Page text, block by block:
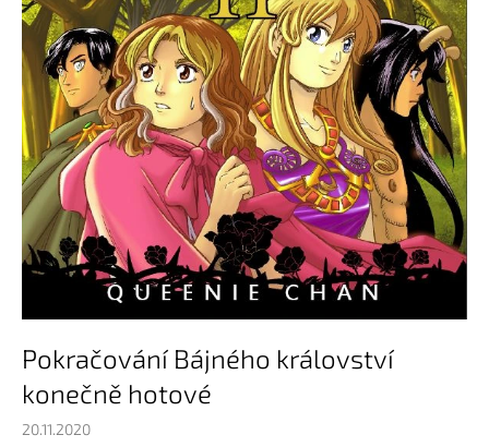
Pokračování Bájného království
konečně hotové
20.11.2020
a
j
í
t
?
HLEDAT
D
o
p
o